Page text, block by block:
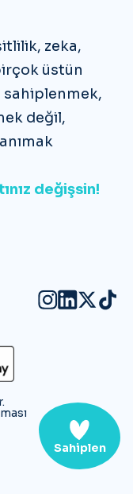
zeka,
üstün
sahiplenmek,
değil,
değişsin!
Sahiplen